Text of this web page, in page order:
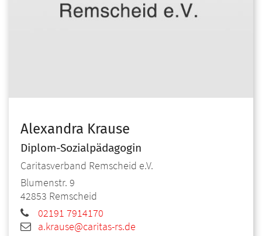
Alexandra Krause
Diplom-Sozialpädagogin
Caritasverband Remscheid e.V.
Blumenstr. 9
42853 Remscheid
02191 7914170
a.krause@caritas-rs.de